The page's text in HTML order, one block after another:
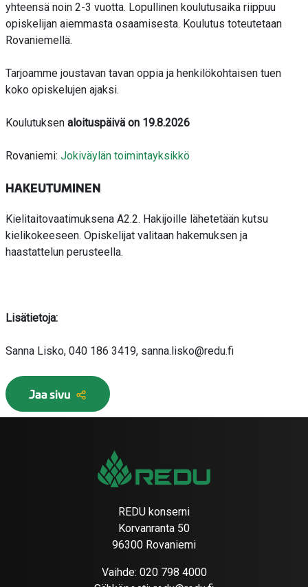
yhteensä noin 2-3 vuotta. Lopullinen koulutusaika riippuu
opiskelijan aiemmasta osaamisesta. Koulutus toteutetaan
Rovaniemellä.
Tarjoamme joustavan tavan oppia ja henkilökohtaisen tuen
koko opiskelujen ajaksi.
Koulutuksen aloituspäivä on 19.8.2026
Rovaniemi: Jokiväylän toimintayksikkö
HAKEUTUMINEN
Kielitaitovaatimuksena A2.2. Hakijoille lähetetään kutsu
kielikokeeseen. Opiskelijat valitaan hakemuksen ja
haastattelun perusteella.
Lisätietoja:
Sanna Lisko, 040 186 3419, sanna.lisko@redu.fi
Jaa sivu
REDU konserni
Korvanranta 50
96300 Rovaniemi
Vaihde: 020 798 4000